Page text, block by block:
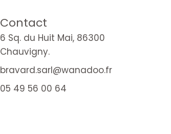
Contact
6 Sq. du Huit Mai, 86300
Chauvigny.
bravard.sarl@wanadoo.fr
05 49 56 00 64